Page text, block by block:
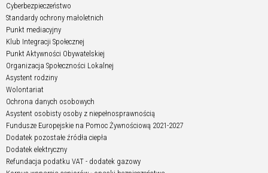
Cyberbezpieczeństwo
Standardy ochrony małoletnich
Punkt mediacyjny
Klub Integracji Społecznej
Punkt Aktywności Obywatelskiej
Organizacja Społeczności Lokalnej
Asystent rodziny
Wolontariat
Ochrona danych osobowych
Asystent osobisty osoby z niepełnosprawnością
Fundusze Europejskie na Pomoc Żywnościową 2021-2027
Dodatek pozostałe źródła ciepła
Dodatek elektryczny
Refundacja podatku VAT - dodatek gazowy